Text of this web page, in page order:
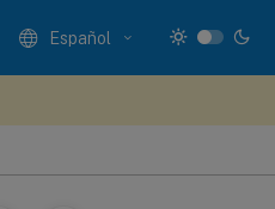
Español